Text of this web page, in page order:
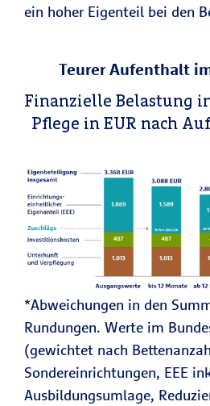
ein hoher Eigenteil bei den
Teurer Aufenthalt
Finanzielle Belastung
Pflege in EUR nach
*Abweichungen in den
Rundungen. Werte im
(gewichtet nach
Sondereinrichtungen, EEE
Ausbildungsumlage,